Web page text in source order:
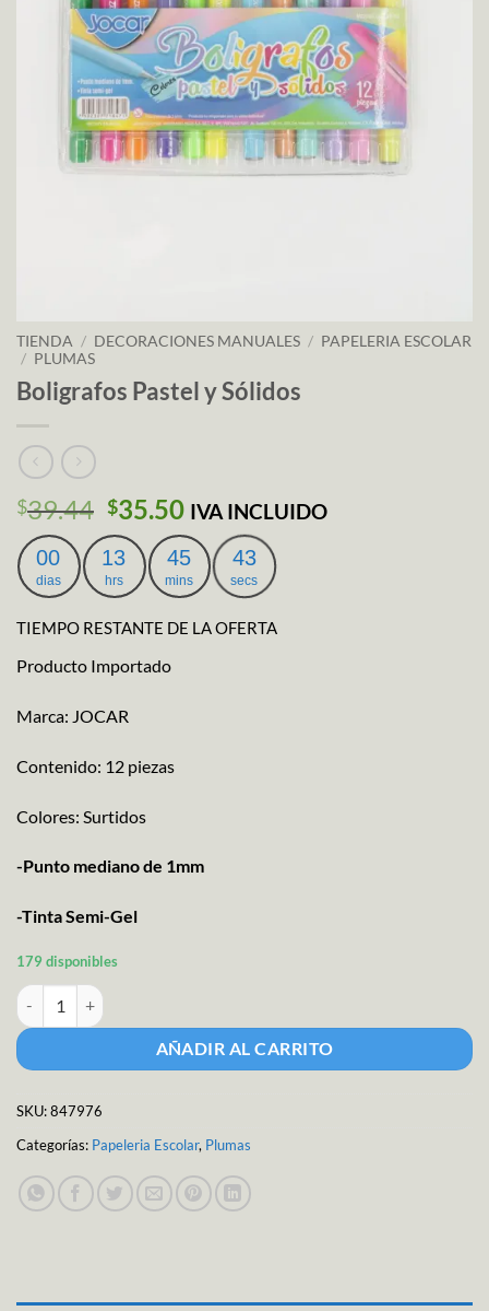
TIENDA / DECORACIONES MANUALES / PAPELERIA ESCOLAR
/ PLUMAS
Boligrafos Pastel y Sólidos
$39.44 El
precio
original
era:
$35.50El
precio
actual
es:
IVA INCLUIDO
00
dias
13
hrs
45
mins
42
secs
TIEMPO RESTANTE DE LA OFERTA
Producto Importado
Marca: JOCAR
Contenido: 12 piezas
Colores: Surtidos
-Punto mediano de 1mm
-Tinta Semi-Gel
179 disponibles
Boligrafos Pastel y Sólidos cantidad
AÑADIR AL CARRITO
SKU:847976
Categorías: Papeleria Escolar, Plumas